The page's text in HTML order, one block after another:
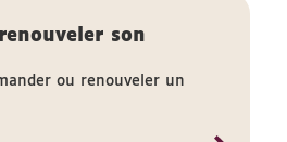
son
ou renouveler un